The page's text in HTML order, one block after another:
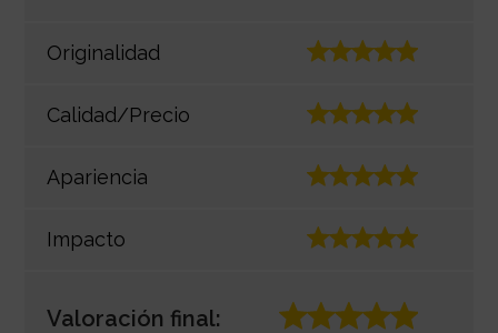
Originalidad
Calidad/Precio
Apariencia
Impacto
Valoración final: